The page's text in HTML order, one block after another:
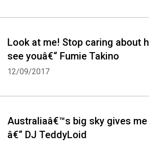
Look at me! Stop caring about
see youâ€“ Fumie Takino
12/09/2017
Australiaâ€™s big sky gives
â€“ DJ TeddyLoid